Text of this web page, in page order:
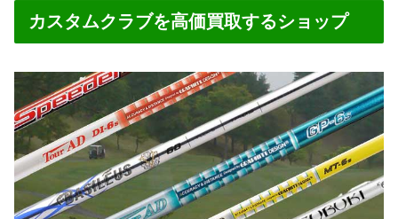
カスタムクラブを高価買取するショップ